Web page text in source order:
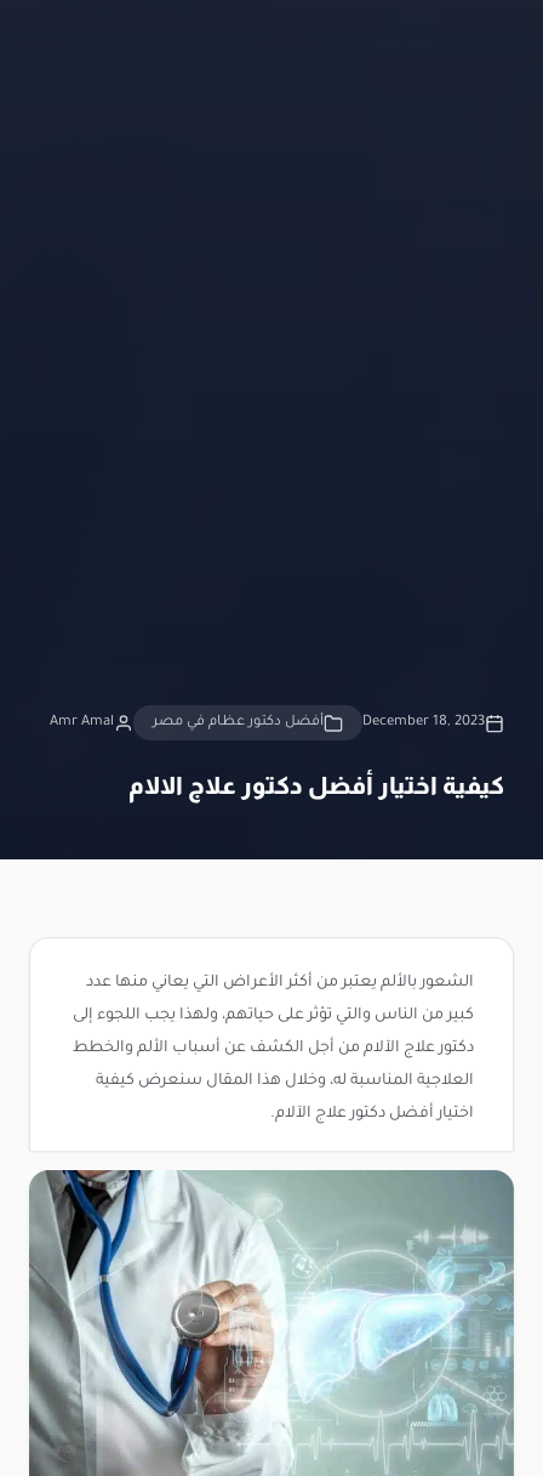
December 18, 2023 أفضل دكتور عظام في مصر Amr Amal
كيفية اختيار أفضل دكتور علاج الالام
الشعور بالألم يعتبر من أكثر الأعراض التي يعاني منها عدد
كبير من الناس والتي تؤثر على حياتهم، ولهذا يجب اللجوء إلى
دكتور علاج الآلام من أجل الكشف عن أسباب الألم والخطط
العلاجية المناسبة له، وخلال هذا المقال سنعرض كيفية
اختيار أفضل دكتور علاج الآلام.